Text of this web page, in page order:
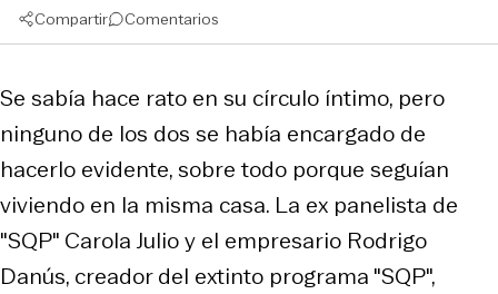
Compartir Comentarios
Se sabía hace rato en su círculo íntimo, pero
ninguno de los dos se había encargado de
hacerlo evidente, sobre todo porque seguían
viviendo en la misma casa. La ex panelista de
"SQP" Carola Julio y el empresario Rodrigo
Danús, creador del extinto programa "SQP",